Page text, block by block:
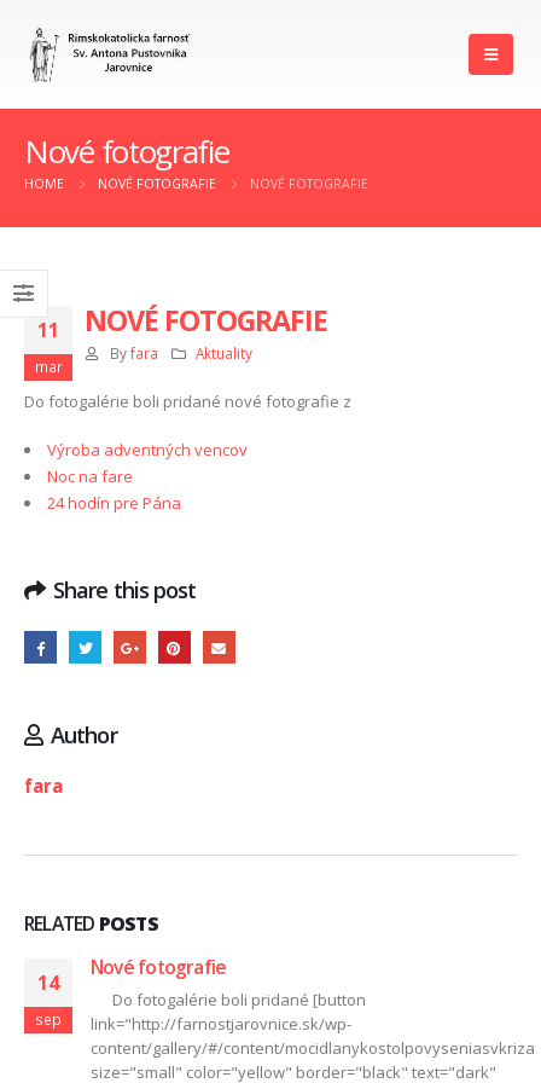
Nové fotografie
HOME NOVÉ FOTOGRAFIE NOVÉ FOTOGRAFIE
11
mar
NOVÉ FOTOGRAFIE
By fara Aktuality
Do fotogalérie boli pridané nové fotografie z
Výroba adventných vencov
Noc na fare
24 hodín pre Pána
Share this post
Author
fara
RELATED POSTS
14
sep
Nové fotografie
Do fotogalérie boli pridané [button
link="http://farnostjarovnice.sk/wp-
content/gallery/#/content/
size="small" color="yellow" border="black" text="dark"